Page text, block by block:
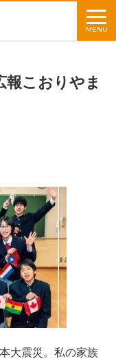
MENU
報こおりやま
大震災。私の家族